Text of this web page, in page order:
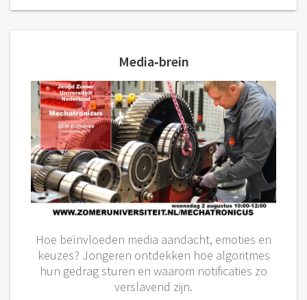
Media‑brein
Hoe beïnvloeden media aandacht, emoties en
keuzes? Jongeren ontdekken hoe algoritmes
hun gedrag sturen en waarom notificaties zo
verslavend zijn.